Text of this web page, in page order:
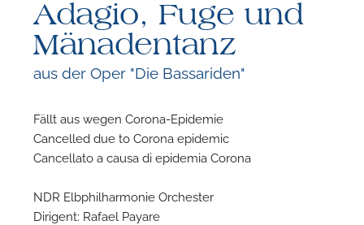
Adagio, Fuge und
Mänadentanz
aus der Oper "Die Bassariden"
Fällt aus wegen Corona-Epidemie
Cancelled due to Corona epidemic
Cancellato a causa di epidemia Corona
NDR Elbphilharmonie Orchester
Dirigent: Rafael Payare